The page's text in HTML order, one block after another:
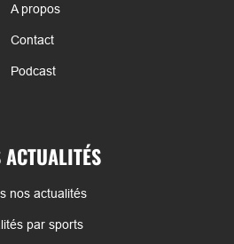
A propos
Contact
Podcast
ACTUALITÉS
nos actualités
par sports